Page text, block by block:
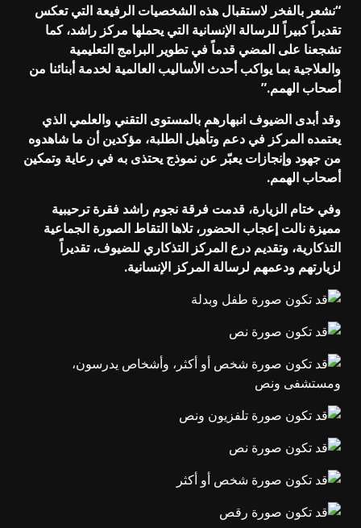
“نشعر بالفخر لاستقبال هذه الشخصيات الرفيعة التي تعكس
تقديراً كبيراً للرسالة الإنسانية التي يحملها مركز راشد، كما
تشجعنا على المضي قدماً في تطوير البرامج التعليمية
والعلاجية بما يواكب أحدث الأساليب العالمية لخدمة أبنائنا من
أصحاب الهمم.”
وقد أبدى الضيوف انبهارهم بالمستوى التقني والعلمي الذي
يعتمده المركز في دعم وتأهيل الطلبة، مؤكدين أن ما شاهدوه
من جهود وإنجازات يعبّر عن نموذج يحتذى به في رعاية وتمكين
أصحاب الهمم.
وفي ختام الزيارة، قدمت فرقة نجوم راشد فقرة ترحيبية
مميزة نالت إعجاب الحضور، تلاها التقاط الصورة الجماعية
التذكارية، وتقديم درع المركز التذكاري للضيوف، تقديراً
لزيارتهم ودعمهم لرسالة المركز الإنسانية.